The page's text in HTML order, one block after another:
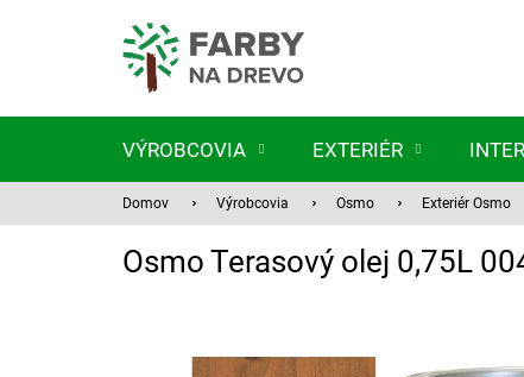
VÝROBCOVIA EXTERIÉR
Domov Výrobcovia Osmo Exteriér Osmo
Osmo Terasový olej 0,75L